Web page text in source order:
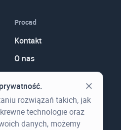
Procad
Kontakt
O nas
Aktualności
rozwiązań takich, jak
technologie oraz
danych, możemy